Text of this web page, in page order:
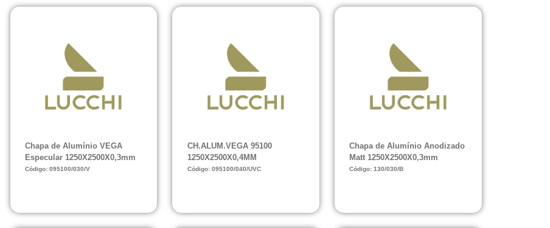
Chapa de Alumínio VEGA
Especular 1250X2500X0,3mm
Código: 095100/030/V
CH.ALUM.VEGA 95100
1250X2500X0,4MM
Código: 095100/040/UVC
Chapa de Alumínio Anodizado
Matt 1250X2500X0,3mm
Código: 130/030/B